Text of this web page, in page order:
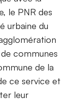
le PNR des
urbaine du
communes
de la
ce service et
leur